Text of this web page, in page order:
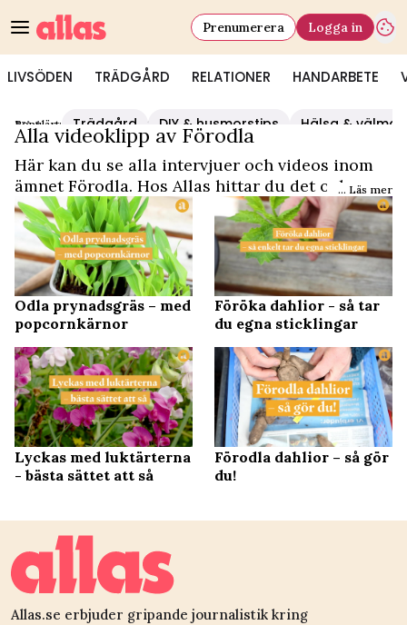
LIVSÖDEN TRÄDGÅRD RELATIONER HANDARBETE
Prenumerera Logga in
Populärt: Trädgård DIY & husmorstips Hälsa &
Video Start/Förodla
Alla videoklipp av Förodla
Här kan du se alla intervjuer och videos inom
ämnet Förodla. Hos Allas hittar du det och
mycket mer.
... Läs mer
Odla prynadsgräs – med
popcornkärnor
Föröka dahlior - så tar
du egna sticklingar
Lyckas med luktärterna
- bästa sättet att så
Förodla dahlior – så gör
du!
Allas.se erbjuder gripande journalistik kring